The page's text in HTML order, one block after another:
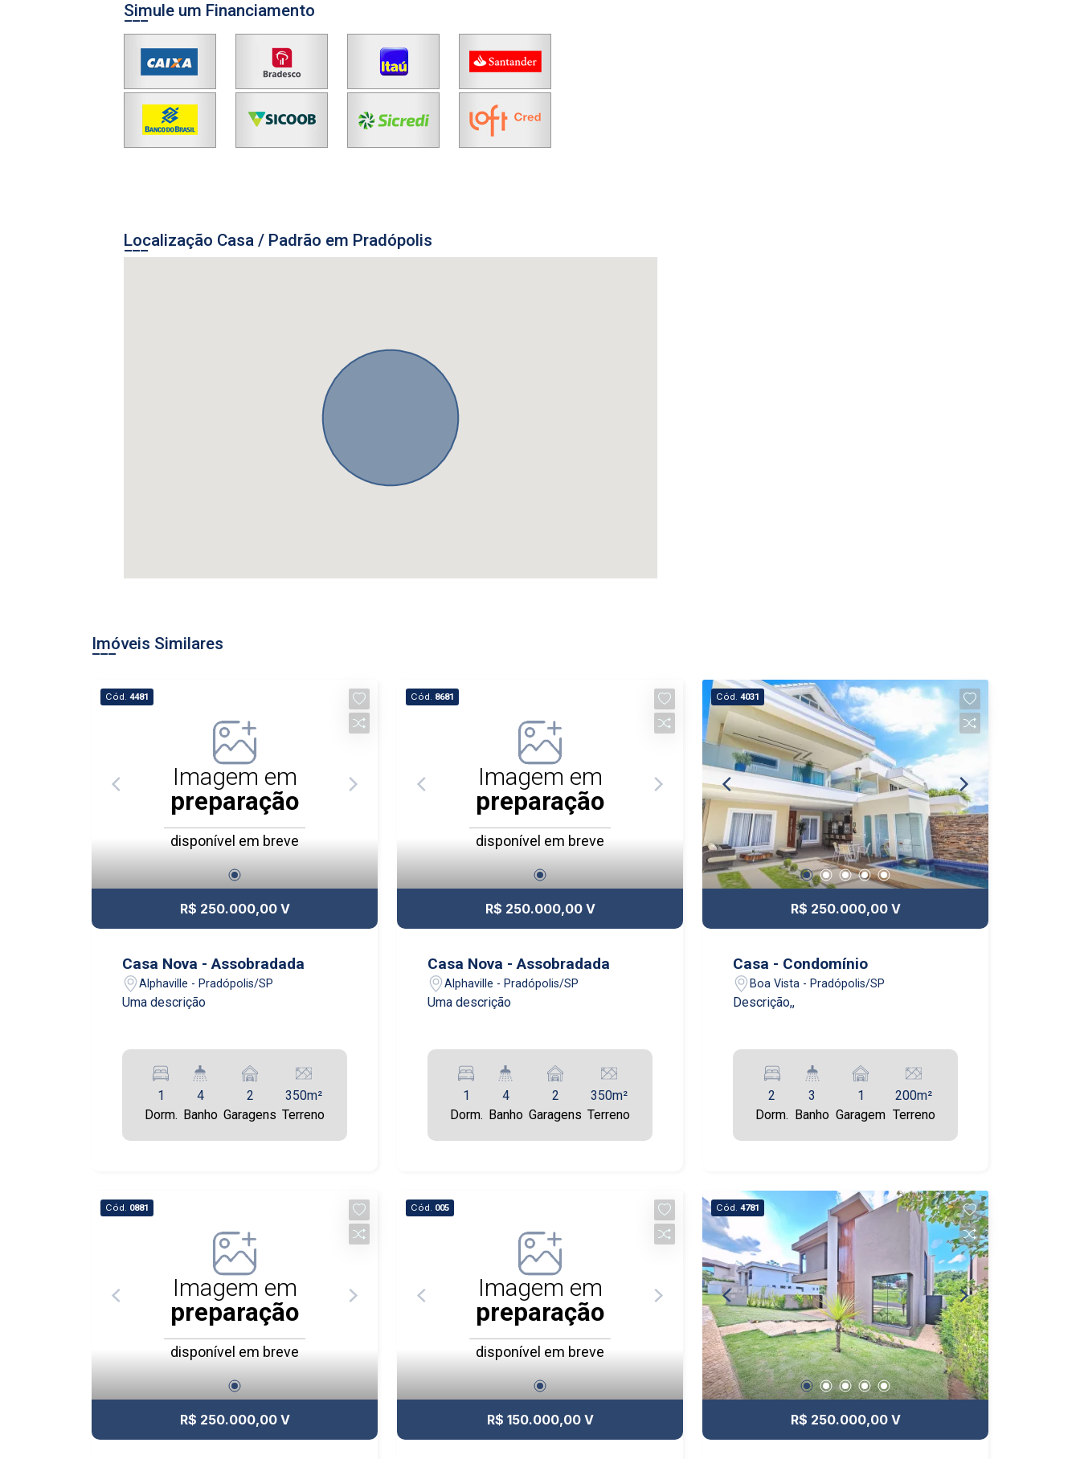
Simule um Financiamento
Localização Casa / Padrão em Pradópolis
Imóveis Similares
Cód. 4481
Imagem em
preparação
disponível em breve
R$ 250.000,00 V
Casa Nova - Assobradada
Alphaville - Pradópolis/SP
Uma descrição
1
Dorm.
4
Banho
2
Garagens
350m²
Terreno
Cód. 8681
Imagem em
preparação
disponível em breve
R$ 250.000,00 V
Casa Nova - Assobradada
Alphaville - Pradópolis/SP
Uma descrição
1
Dorm.
4
Banho
2
Garagens
350m²
Terreno
Cód. 4031
R$ 250.000,00 V
Casa - Condomínio
Boa Vista - Pradópolis/SP
Descrição,,
2
Dorm.
3
Banho
1
Garagem
200m²
Terreno
Cód. 0881
Imagem em
preparação
disponível em breve
R$ 250.000,00 V
Cód. 005
Imagem em
preparação
disponível em breve
R$ 150.000,00 V
Cód. 4781
R$ 250.000,00 V